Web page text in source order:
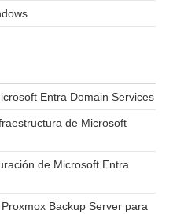
Entra Domain Services
de Microsoft
de Microsoft Entra
Backup Server para